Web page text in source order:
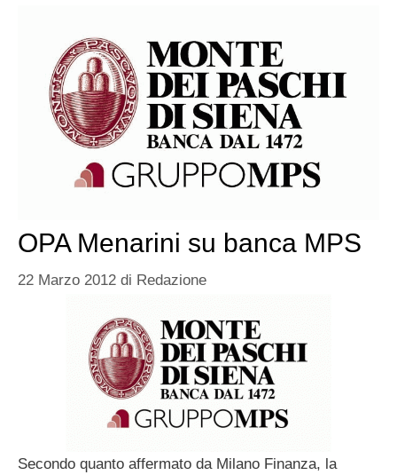
OPA Menarini su banca MPS
22 Marzo 2012 di Redazione
Secondo quanto affermato da Milano Finanza, la